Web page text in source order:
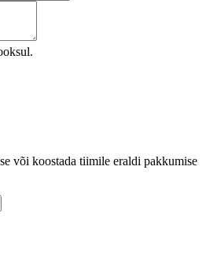
või koostada tiimile eraldi pakkumise